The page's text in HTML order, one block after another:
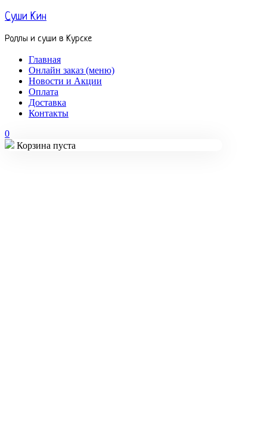
Суши Кин
Роллы и суши в Курске
Главная
Онлайн заказ (меню)
Новости и Акции
Оплата
Доставка
Контакты
0
Корзина пуста